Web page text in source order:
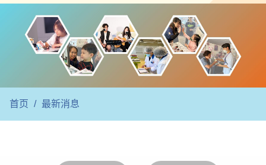
首页 / 最新消息